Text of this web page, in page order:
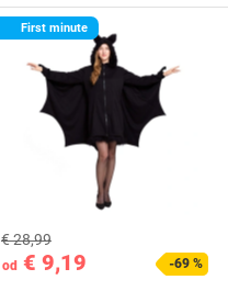
First minute
od € 9,19
€ 28,99
-69 %